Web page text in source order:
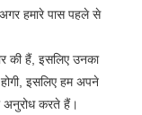
हमारे पास पहले से
की हैं, इसलिए उनका
इसलिए हम अपने
अनुरोध करते हैं।